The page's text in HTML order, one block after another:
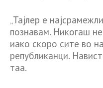
„Тајлер е
познавам. Никогаш
иако скоро сите во
републиканци.
таа.